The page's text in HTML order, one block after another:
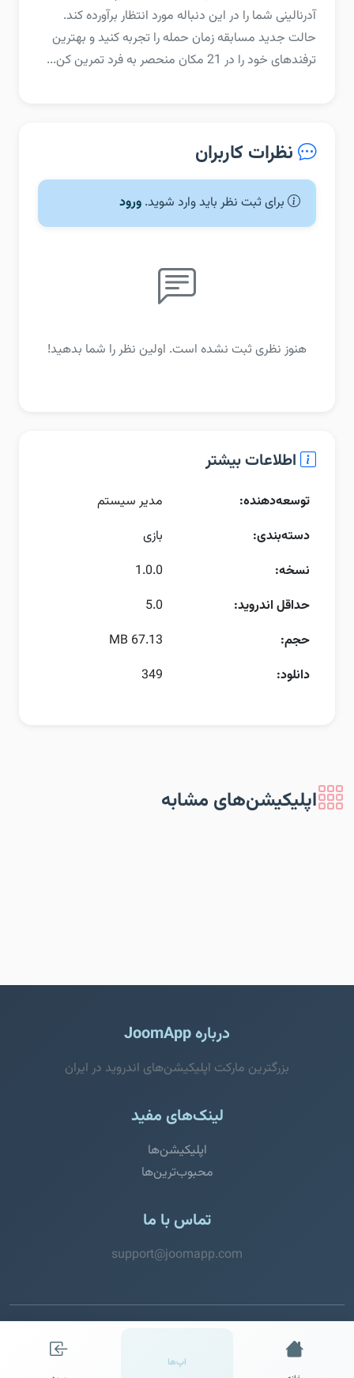
آدرنالینی شما را در این دنباله مورد انتظار برآورده کند.
حالت جدید مسابقه زمان حمله را تجربه کنید و بهترین
ترفندهای خود را در 21 مکان منحصر به فرد تمرین کن...
نظرات کاربران
برای ثبت نظر باید وارد شوید. ورود
هنوز نظری ثبت نشده است. اولین نظر را شما بدهید!
اطلاعات بیشتر
توسعه‌دهنده:
مدیر سیستم
دسته‌بندی:
بازی
نسخه:
1.0.0
حداقل اندروید:
5.0
حجم:
67.13 MB
دانلود:
349
اپلیکیشن‌های مشابه
درباره JoomApp
بزرگترین مارکت اپلیکیشن‌های اندروید در ایران
لینک‌های مفید
اپلیکیشن‌ها
محبوب‌ترین‌ها
تماس با ما
support@joomapp.com
© 2026 JoomApp. تمامی حقوق محفوظ است.
اپ‌ها